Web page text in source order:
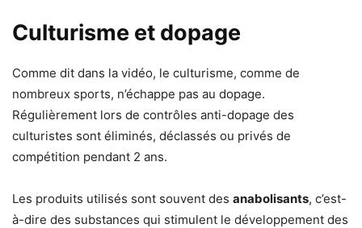
Culturisme et dopage
Comme dit dans la vidéo, le culturisme, comme de
nombreux sports, n’échappe pas au dopage.
Régulièrement lors de contrôles anti-dopage des
culturistes sont éliminés, déclassés ou privés de
compétition pendant 2 ans.
Les produits utilisés sont souvent des anabolisants, c’est-
à-dire des substances qui stimulent le développement des